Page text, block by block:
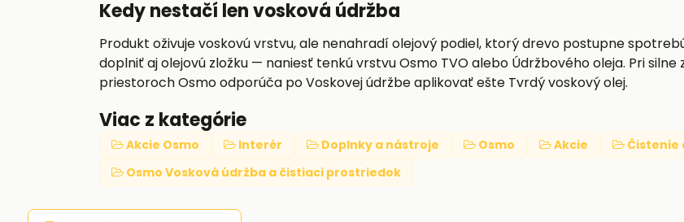
Kedy nestačí len vosková údržba
Produkt oživuje voskovú vrstvu, ale nenahradí olejový podiel, ktorý drevo postupne
doplniť aj olejovú zložku — naniesť tenkú vrstvu Osmo TVO alebo Údržbového oleja. Pri
priestoroch Osmo odporúča po Voskovej údržbe aplikovať ešte Tvrdý voskový olej.
Viac z kategórie
Akcie Osmo Interér Doplnky a nástroje Osmo Akcie
Čistenie
Osmo Vosková údržba a čistiaci prostriedok